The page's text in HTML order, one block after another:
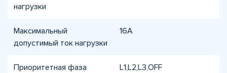
нагрузки
Максимальный
допустимый ток нагрузки
16А
Приоритетная фаза L1,L2,L3,OFF